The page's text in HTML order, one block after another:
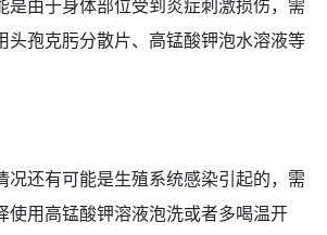
是由于身体部位受到炎症刺激损伤，需
头孢克肟分散片、 高锰酸钾泡水溶液等
况还有可能是生殖系统感染引起的，需
使用高锰酸钾溶液泡洗或者多喝温开